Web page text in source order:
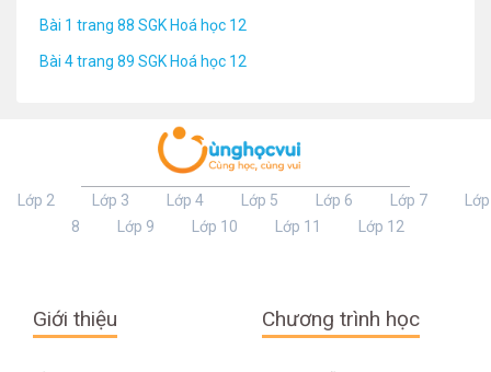
Bài 1 trang 88 SGK Hoá học 12
Bài 4 trang 89 SGK Hoá học 12
Lớp 2 Lớp 3 Lớp 4 Lớp 5 Lớp 6 Lớp 7
Lớp
8
Lớp 9 Lớp 10 Lớp 11 Lớp 12
Giới thiệu Chương trình học